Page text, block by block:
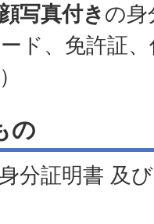
顔写真付きの身
ド、免許証
の
分証明書 及